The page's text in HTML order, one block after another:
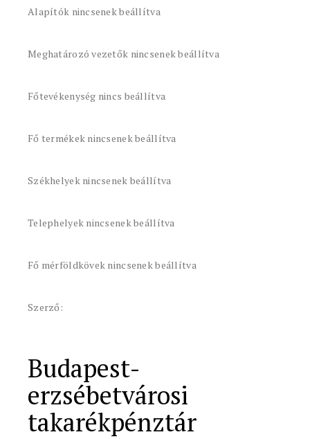
Alapítók nincsenek beállítva
Meghatározó vezetők nincsenek beállítva
Főtevékenység nincs beállítva
Fő termékek nincsenek beállítva
Székhelyek nincsenek beállítva
Telephelyek nincsenek beállítva
Fő mérföldkövek nincsenek beállítva
Szerző:
Budapest-
erzsébetvárosi
takarékpénztár